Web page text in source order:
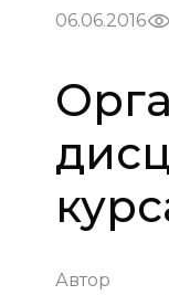
06.06.2016
Автор